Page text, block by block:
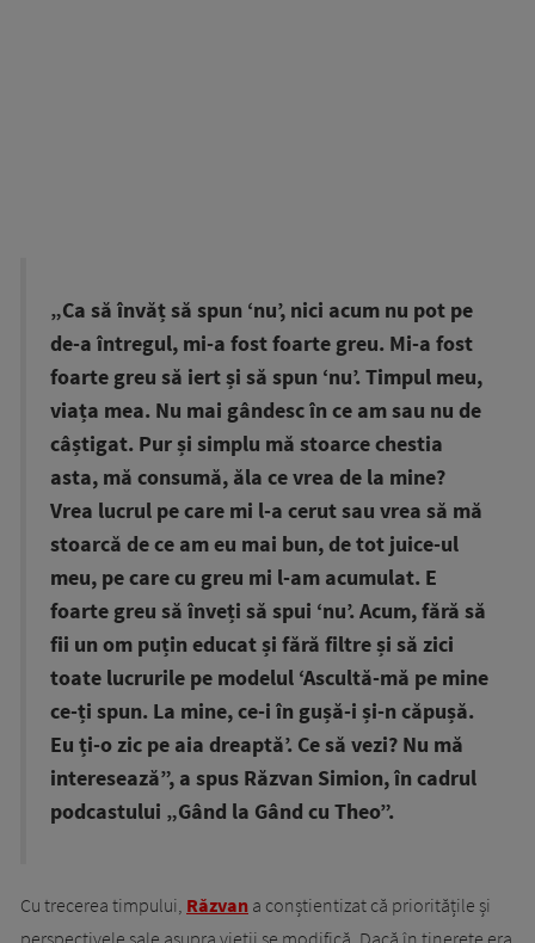
„Ca să învăț să spun ‘nu’, nici acum nu pot pe
de-a întregul, mi-a fost foarte greu. Mi-a fost
foarte greu să iert și să spun ‘nu’. Timpul meu,
viața mea. Nu mai gândesc în ce am sau nu de
câștigat. Pur și simplu mă stoarce chestia
asta, mă consumă, ăla ce vrea de la mine?
Vrea lucrul pe care mi l-a cerut sau vrea să mă
stoarcă de ce am eu mai bun, de tot juice-ul
meu, pe care cu greu mi l-am acumulat. E
foarte greu să înveți să spui ‘nu’. Acum, fără să
fii un om puțin educat și fără filtre și să zici
toate lucrurile pe modelul ‘Ascultă-mă pe mine
ce-ți spun. La mine, ce-i în gușă-i și-n căpușă.
Eu ți-o zic pe aia dreaptă’. Ce să vezi? Nu mă
interesează”, a spus Răzvan Simion, în cadrul
podcastului „Gând la Gând cu Theo”.
Cu trecerea timpului, Răzvan a conștientizat că prioritățile și
perspectivele sale asupra vieții se modifică. Dacă în tinerețe era